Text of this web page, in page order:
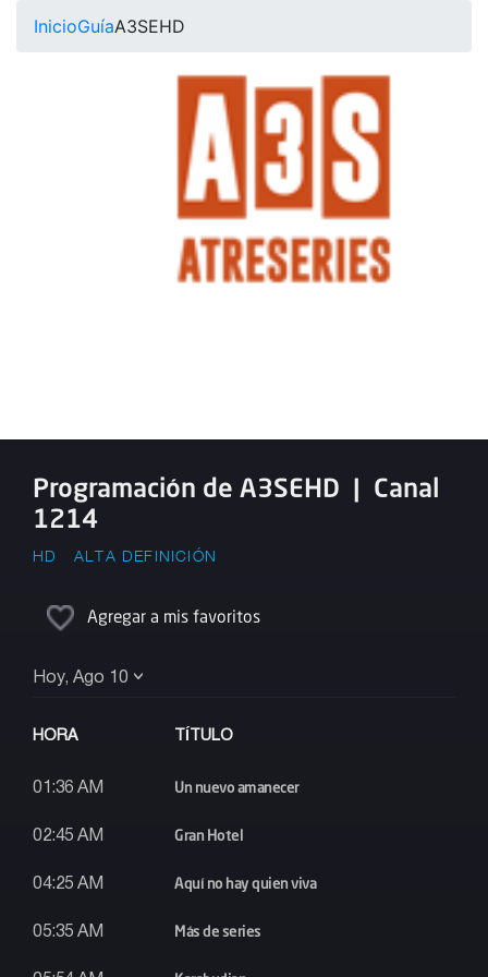
InicioGuíaA3SEHD
Programación de A3SEHD | Canal
1214
HD ALTA DEFINICIÓN
Agregar a mis favoritos
Hoy, Ago 10
HORA TÍTULO
01:36 AM Un nuevo amanecer
02:45 AM Gran Hotel
04:25 AM Aquí no hay quien viva
05:35 AM Más de series